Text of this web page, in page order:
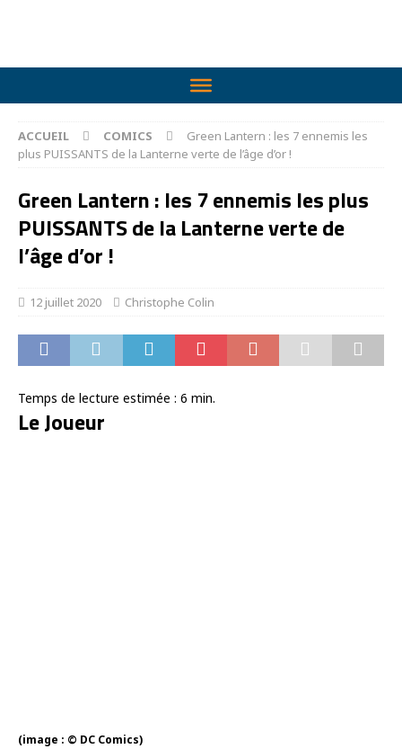
ACCUEIL COMICS
Green Lantern : les 7 ennemis les
plus PUISSANTS de la Lanterne verte de l’âge d’or !
Green Lantern : les 7 ennemis les plus
PUISSANTS de la Lanterne verte de
l’âge d’or !
12 juillet 2020 Christophe Colin
Temps de lecture estimée : 6 min.
Le Joueur
(image : © DC Comics)